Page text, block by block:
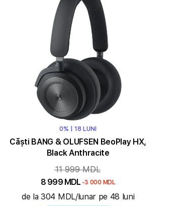
0% | 18 LUNI
Căști BANG & OLUFSEN BeoPlay HX,
Black Anthracite
11 999 MDL
8 999 MDL -3 000 MDL
de la 304 MDL/lunar pe 48 luni